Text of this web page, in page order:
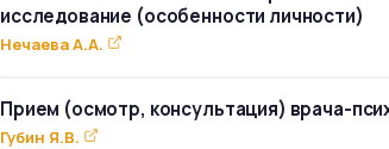
исследование (особенности личности)
Нечаева А.А.
Прием (осмотр, консультация) врача-
Губин Я.В.